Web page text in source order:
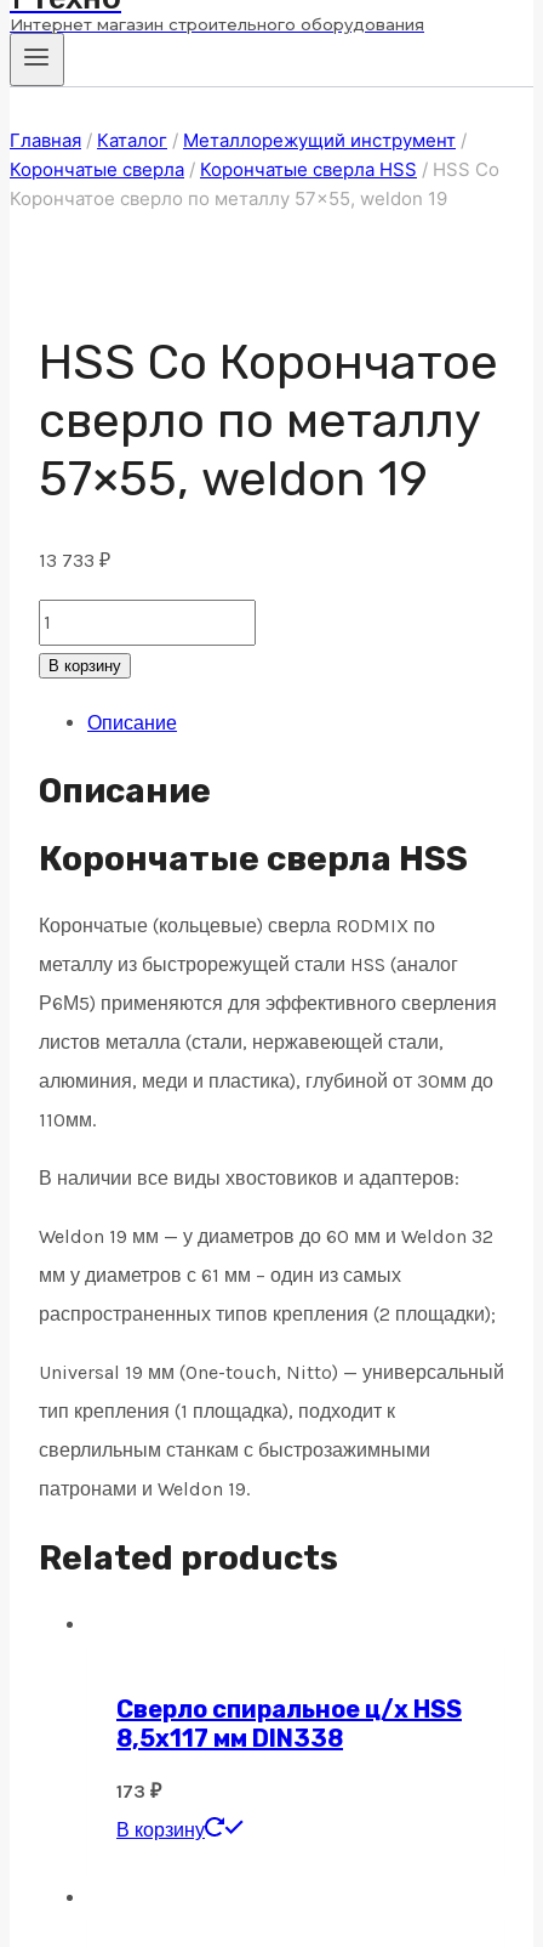
Интернет магазин строительного оборудования
Главная / Каталог / Металлорежущий инструмент /
Корончатые сверла / Корончатые сверла HSS / HSS Co
Корончатое сверло по металлу 57×55, weldon 19
HSS Co Корончатое
сверло по металлу
57×55, weldon 19
13 733 ₽
HSS
Co
сверло
57x55,
19
quantity
В корзину
Описание
Описание
Корончатые сверла HSS
Корончатые (кольцевые) сверла RODMIX по
металлу из быстрорежущей стали HSS (аналог
Р6М5) применяются для эффективного сверления
листов металла (стали, нержавеющей стали,
алюминия, меди и пластика), глубиной от 30мм до
110мм.
В наличии все виды хвостовиков и адаптеров:
Weldon 19 мм — у диаметров до 60 мм и Weldon 32
мм у диаметров с 61 мм – один из самых
распространенных типов крепления (2 площадки);
Universal 19 мм (One-touch, Nitto) — универсальный
тип крепления (1 площадка), подходит к
сверлильным станкам с быстрозажимными
патронами и Weldon 19.
Related products
Сверло спиральное ц/х HSS
8,5х117 мм DIN338
173 ₽
В корзину